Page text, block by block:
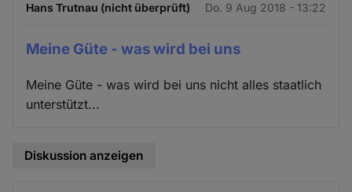
Hans Trutnau (nicht überprüft) Do. 9 Aug 2018 - 13:22
Meine Güte - was wird bei uns
Meine Güte - was wird bei uns nicht alles staatlich
unterstützt...
Diskussion anzeigen